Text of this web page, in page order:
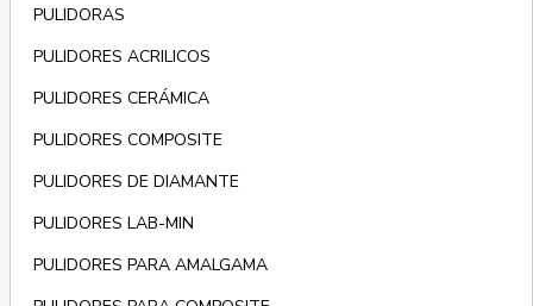
PULIDORAS
PULIDORES ACRILICOS
PULIDORES CERÁMICA
PULIDORES COMPOSITE
PULIDORES DE DIAMANTE
PULIDORES LAB-MIN
PULIDORES PARA AMALGAMA